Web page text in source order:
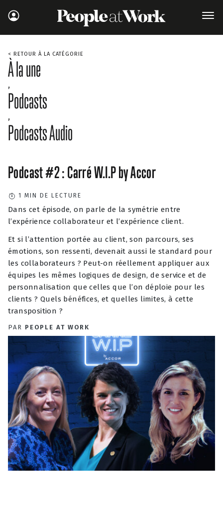
< RETOUR À LA CATÉGORIE
À la une
,
Podcasts
,
Podcasts Audio
Podcast #2 : Carré W.I.P by Accor
1 MIN DE LECTURE
Dans cet épisode, on parle de la symétrie entre
l’expérience collaborateur et l’expérience client.
Et si l’attention portée au client, son parcours, ses
émotions, son ressenti, devenait aussi le standard pour
les collaborateurs ? Peut-on réellement appliquer aux
équipes les mêmes logiques de design, de service et de
personnalisation que celles que l’on déploie pour les
clients ? Quels bénéfices, et quelles limites, à cette
transposition ?
PAR PEOPLE AT WORK